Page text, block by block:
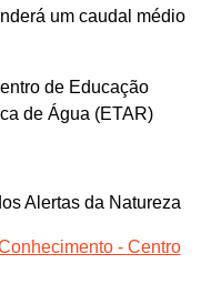
um caudal médio
de Educação
de Água (ETAR)
Alertas da Natureza
- Centro